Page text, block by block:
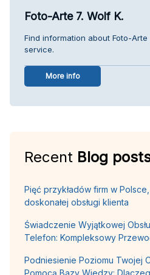
Foto-Arte 7. Wolf K.
Find information about Foto-Arte
service.
More info
Recent Blog
Pięć przykładów firm w
doskonałej obsługi klienta
Świadczenie Wyjątkowej
Telefon: Kompleksowy
Podniesienie Poziomu Twojej
Pomocą Bazy Wiedzy: